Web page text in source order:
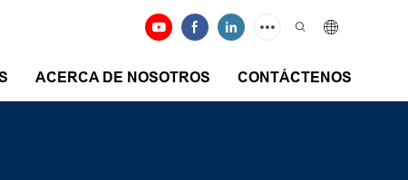
ACERCA DE NOSOTROS CONTÁCTENOS